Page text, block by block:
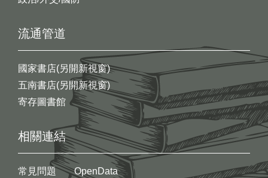
流通管道
國家書店(另開新視窗)
五南書店(另開新視窗)
寄存圖書館
相關連結
常見問題
OpenData